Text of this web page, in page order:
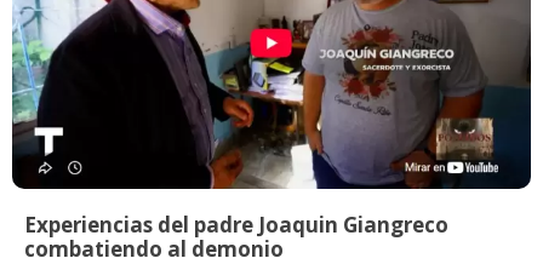
Experiencias del padre Joaquin Giangreco
combatiendo al demonio